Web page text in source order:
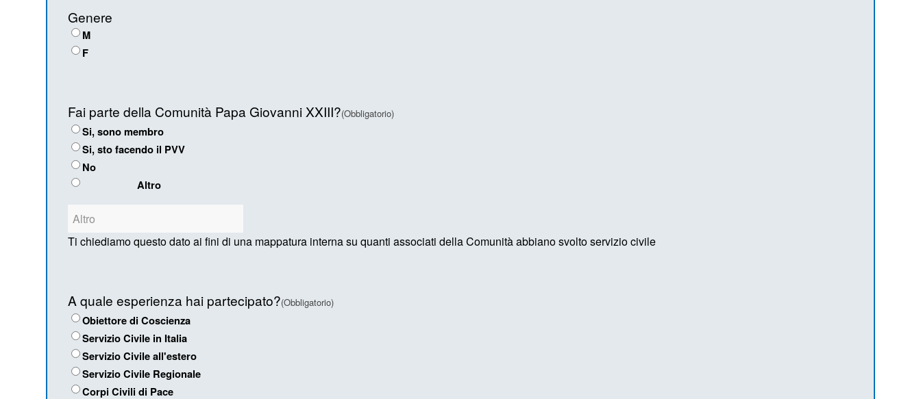
Genere
M
F
Fai parte della Comunità Papa Giovanni XXIII?(Obbligatorio)
Si, sono membro
Si, sto facendo il PVV
No
Altro
Ti chiediamo questo dato ai fini di una mappatura interna su quanti associati della Comunità abbiano svolto servizio civile
A quale esperienza hai partecipato?(Obbligatorio)
Obiettore di Coscienza
Servizio Civile in Italia
Servizio Civile all'estero
Servizio Civile Regionale
Corpi Civili di Pace